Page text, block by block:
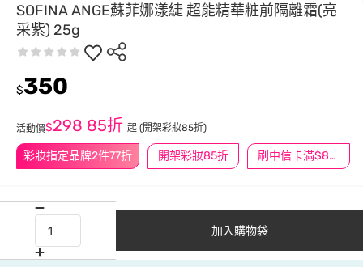
SOFINA ANGE蘇菲娜漾緁 超能精華粧前隔離霜(亮
采紫) 25g
彩妝指定品牌2件77折 開架彩妝85折 刷中信卡滿$888送3萬點
$350
活動價$298 85折 起 (開架彩妝85折)
加入購物袋